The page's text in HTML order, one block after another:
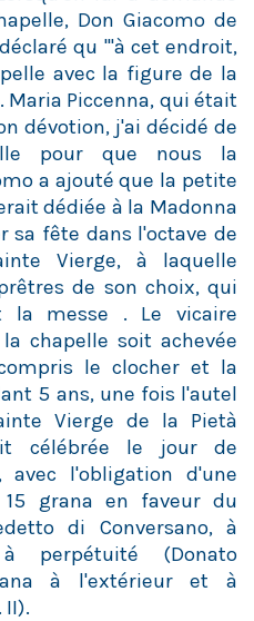
Don Giacomo de
qu '"à cet endroit,
avec la figure de la
Maria Piccenna, qui était
dévotion, j'ai décidé de
pour que nous la
a ajouté que la petite
dédiée à la Madonna
sa fête dans l'octave de
Vierge, à laquelle
de son choix, qui
la messe . Le vicaire
chapelle soit achevée
le clocher et la
5 ans, une fois l'autel
Vierge de la Pietà
célébrée le jour de
avec l'obligation d'une
grana en faveur du
di Conversano, à
(Donato
à l'extérieur et à
II).